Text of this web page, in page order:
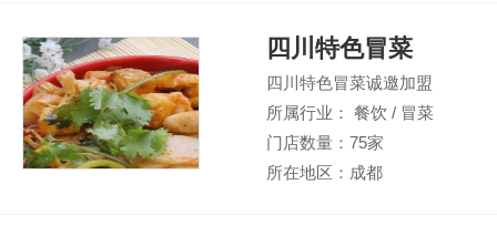
四川特色冒菜
四川特色冒菜诚邀加盟
所属行业： 餐饮 / 冒菜
门店数量：75家
所在地区：成都